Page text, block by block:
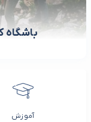
آموزش
باشگاه